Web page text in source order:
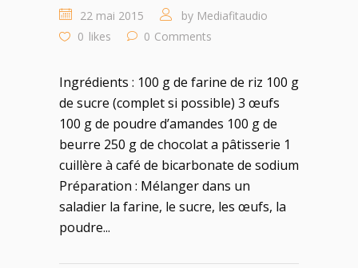
22 mai 2015 by Mediafitaudio
0 likes 0 Comments
Ingrédients : 100 g de farine de riz 100 g
de sucre (complet si possible) 3 œufs
100 g de poudre d’amandes 100 g de
beurre 250 g de chocolat a pâtisserie 1
cuillère à café de bicarbonate de sodium
Préparation : Mélanger dans un
saladier la farine, le sucre, les œufs, la
poudre...